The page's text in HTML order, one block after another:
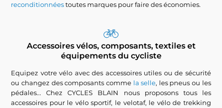
reconditionnéestoutes marques pour faire des économies.
Accessoires vélos, composants, textiles et
équipements du cycliste
Equipez votre vélo avec des accessoires utiles ou de sécurité
ou changez des composants comme la selle, les pneus ou les
pédales... Chez CYCLES BLAIN nous proposons tous les
accessoires pour le vélo sportif, le velotaf, le vélo de trekking